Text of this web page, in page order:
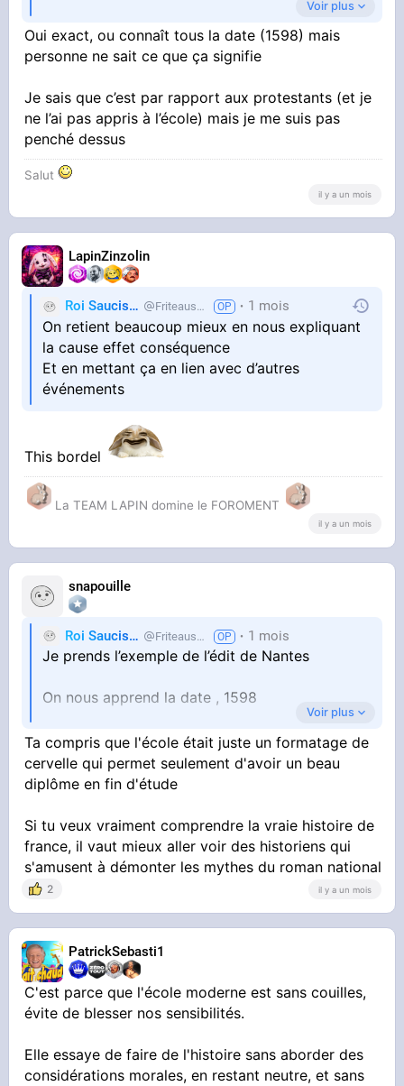
Mais on nous fait apprendre la date bêtement,
sans même nous expliquer ce que c’est,
après
Voir plus
Oui exact, ou connaît tous la date (1598) mais
personne ne sait ce que ça signifie
Je sais que c’est par rapport aux protestants (et je
ne l’ai pas appris à l’école) mais je me suis pas
penché dessus
Salut
il y a un mois
LapinZinzolin
Roi Saucisse Friteausucre 1 mois
On retient beaucoup mieux en nous expliquant
la cause effet conséquence
Et en mettant ça en lien avec d’autres
événements
This bordel
La TEAM LAPIN domine le FOROMENT
il y a un mois
snapouille
Roi Saucisse Friteausucre 1 mois
Je prends l’exemple de l’édit de Nantes
On nous apprend la date , 1598
Mais on nous fait apprendre la date bêtement,
sans même nous expliquer ce que c’est,
pourquoi ça a été fait et ce que ça a entraîné
Voir plus
Ta compris que l'école était juste un formatage de
cervelle qui permet seulement d'avoir un beau
diplôme en fin d'étude
Si tu veux vraiment comprendre la vraie histoire de
france, il vaut mieux aller voir des historiens qui
s'amusent à démonter les mythes du roman national
2 il y a un mois
PatrickSebasti1
C'est parce que l'école moderne est sans couilles,
évite de blesser nos sensibilités.
Elle essaye de faire de l'histoire sans aborder des
considérations morales, en restant neutre, et sans